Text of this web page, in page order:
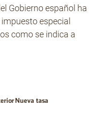
Gobierno español ha
especial
como se indica a
Nueva tasa